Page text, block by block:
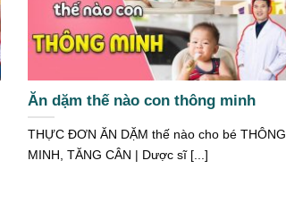
Ăn dặm thế nào con thông minh
THỰC ĐƠN ĂN DẶM thế nào cho bé THÔNG
MINH, TĂNG CÂN | Dược sĩ [...]